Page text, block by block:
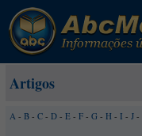
Artigos
A - B - C - D - E - F - G - H - I - J -